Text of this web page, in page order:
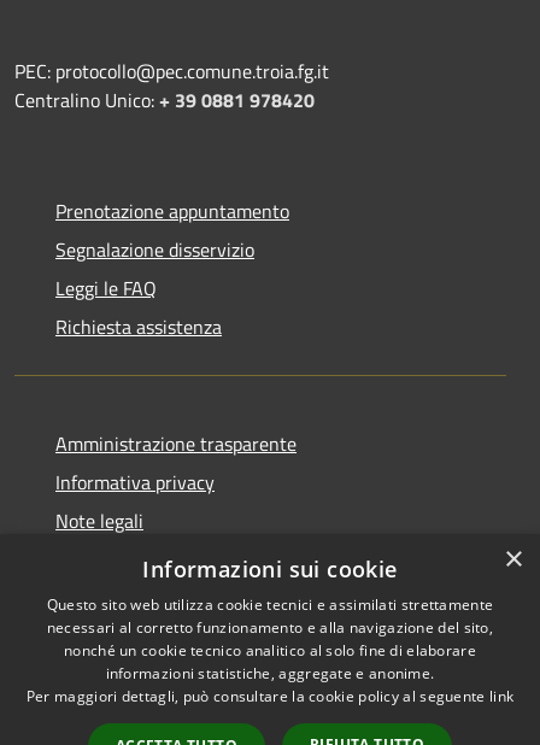
PEC: protocollo@pec.comune.troia.fg.it
Centralino Unico:+ 39 0881 978420
Prenotazione appuntamento
Segnalazione disservizio
Leggi le FAQ
Richiesta assistenza
Amministrazione trasparente
Informativa privacy
Note legali
Dichiarazione di accessibilità
Accessibilità
Copyright © 2026 • Comune di
Troia • Powered by
Municipium• Accesso
×
Informazioni sui cookie
Questo sito web utilizza cookie tecnici e assimilati strettamente
necessari al corretto funzionamento e alla navigazione del sito,
nonché un cookie tecnico analitico al solo fine di elaborare
informazioni statistiche, aggregate e anonime.
Per maggiori dettagli, può consultare la cookie policy al seguente link